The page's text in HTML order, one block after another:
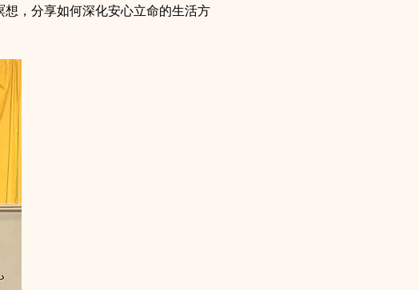
，分享如何深化安心立命的生活方